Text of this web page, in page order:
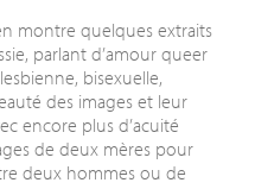
montre quelques extraits
parlant d’amour queer
bisexuelle,
des images et leur
encore plus d’acuité
de deux mères pour
deux hommes ou de